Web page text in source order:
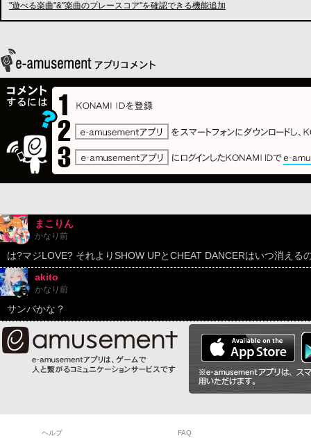
"遊べる楽曲"&"楽曲のプレースコア"を確認できる機能追加
まこりん
かなり前
は?マジLOVE? それよりSHOW UPとCHEAT DANCERはいつ消える
akito
かなり前
サンバかな？
ヘルプ FAQ